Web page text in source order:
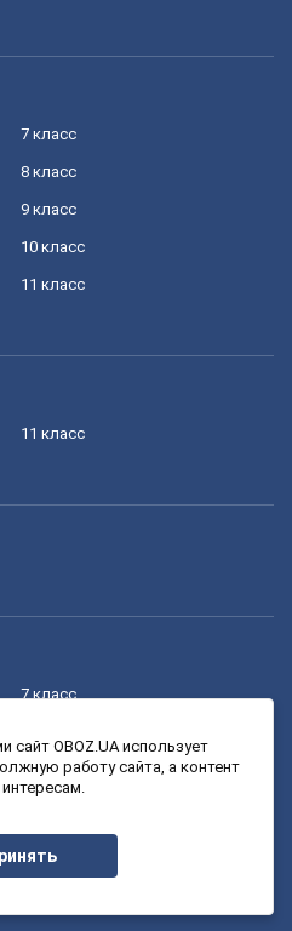
7 класс
8 класс
9 класс
10 класс
11 класс
11 класс
7 класс
9 класс
сайт OBOZ.UA использует
работу сайта, а контент